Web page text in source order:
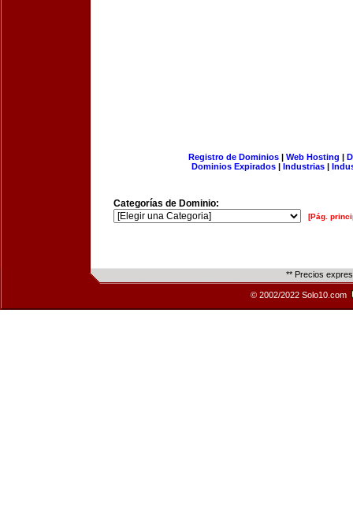
Registro de Dominios| Web Hosting |
Dominios Expirados | Industrias |
Categorías de Dominio:
[Pág.
** Precios
© 2002/2022 Solo10.com